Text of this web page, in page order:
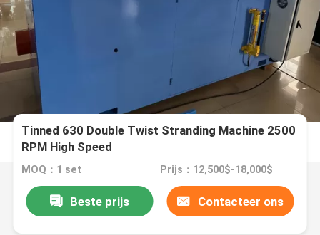
Tinned 630 Double Twist Stranding Machine 2500
RPM High Speed
MOQ：1 set Prijs：12,500$-18,000$
Beste prijs Contacteer ons